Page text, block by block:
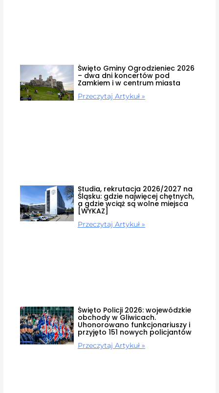
Święto Gminy Ogrodzieniec 2026
– dwa dni koncertów pod
Zamkiem i w centrum miasta
Przeczytaj Artykuł »
Studia, rekrutacja 2026/2027 na
Śląsku: gdzie najwięcej chętnych,
a gdzie wciąż są wolne miejsca
[WYKAZ]
Przeczytaj Artykuł »
Święto Policji 2026: wojewódzkie
obchody w Gliwicach.
Uhonorowano funkcjonariuszy i
przyjęto 151 nowych policjantów
Przeczytaj Artykuł »